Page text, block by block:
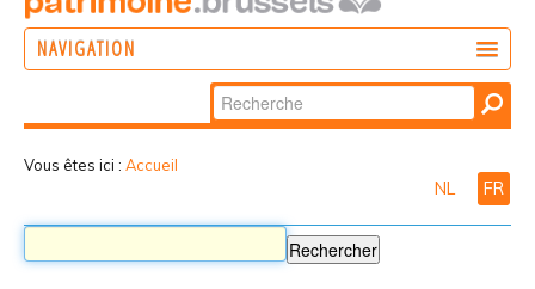
NAVIGATION
Chercher par
Recherche
Vous êtes ici : Accueil
NL FR